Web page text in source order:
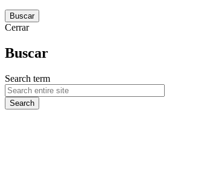
Buscar
Cerrar
Buscar
Search term